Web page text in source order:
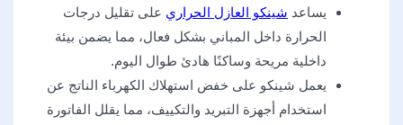
يساعد شينكو العازل الحراري على تقليل درجات
الحرارة داخل المباني بشكل فعال، مما يضمن بيئة
داخلية مريحة وساكنًا هادئ طوال اليوم.
يعمل شينكو على خفض استهلاك الكهرباء الناتج عن
استخدام أجهزة التبريد والتكييف، مما يقلل الفاتورة